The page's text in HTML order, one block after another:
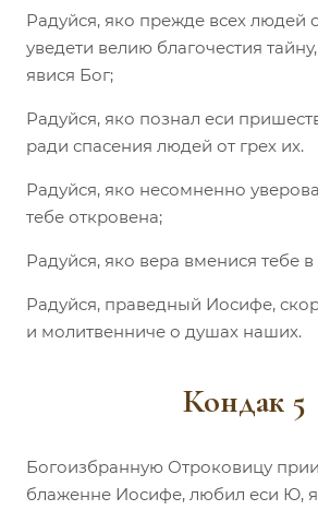
Радуйся, яко прежде всех людей
уведети велию благочестия
явися Бог;
Радуйся, яко познал еси
ради спасения людей от грех их.
Радуйся, яко несомненно
тебе откровена;
Радуйся, яко вера вменися тебе в
Радуйся, праведный Иосифе,
и молитвенниче о душах наших.
Кондак 5
Богоизбранную Отроковицу
блаженне Иосифе, любил еси Ю,